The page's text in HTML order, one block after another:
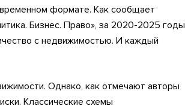
формате. Как сообщает
Бизнес. Право», за 2020-2025 годы
с недвижимостью. И каждый
Однако, как отмечают авторы
Классические схемы